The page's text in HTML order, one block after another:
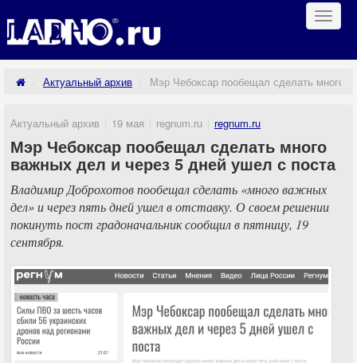
Актуальный архив Мэр Чебоксар пообещал сделать много
Актуальный архив 19 мая regnum.ru regnum.ru
Мэр Чебоксар пообещал сделать много
важных дел и через 5 дней ушел с поста
Владимир Доброхотов пообещал сделать «много важных
дел» и через пять дней ушел в отставку. О своем решении
покинуть пост градоначальник сообщил в пятницу, 19
сентября.